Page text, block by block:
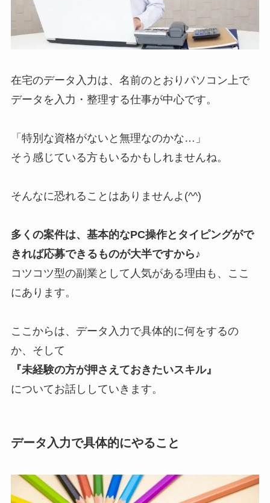
在宅のデータ入力は、名前のとおりパソコン上で
データを入力・整理する仕事が中心です。
「特別な資格がないと無理なのかな…」
そう感じている方もいるかもしれませんね。
そんなに恐れることはありませんよ(^^)
多くの案件は、基本的なPC操作とタイピングがで
きれば応募できるものが大半ですから♪
コツコツ型の副業として人気がある理由も、ここ
にあります。
ここからは、データ入力で具体的に何をするの
か、そして
『未経験の方が押さえておきたいスキル』
についてお話ししていきます。
データ入力で具体的にやること